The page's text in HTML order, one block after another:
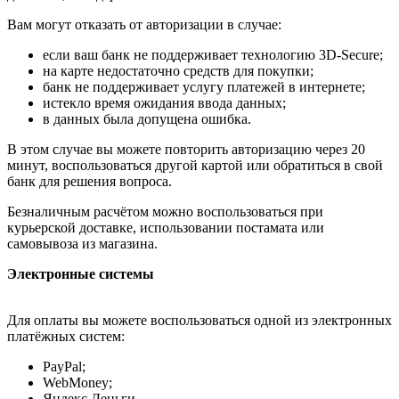
Вам могут отказать от авторизации в случае:
если ваш банк не поддерживает технологию 3D-Secure;
на карте недостаточно средств для покупки;
банк не поддерживает услугу платежей в интернете;
истекло время ожидания ввода данных;
в данных была допущена ошибка.
В этом случае вы можете повторить авторизацию через 20
минут, воспользоваться другой картой или обратиться в свой
банк для решения вопроса.
Безналичным расчётом можно воспользоваться при
курьерской доставке, использовании постамата или
самовывоза из магазина.
Электронные системы
Для оплаты вы можете воспользоваться одной из электронных
платёжных систем:
PayPal;
WebMoney;